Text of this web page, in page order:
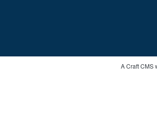
A Craft CMS